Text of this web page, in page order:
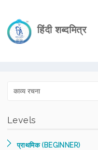
हिंदी शब्दमित्र
Levels
प्राथमिक (BEGINNER)